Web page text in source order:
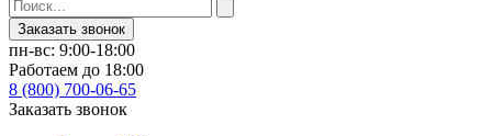
Заказать звонок
пн-вс: 9:00-18:00
Работаем до 18:00
8 (800) 700-06-65
Заказать звонок